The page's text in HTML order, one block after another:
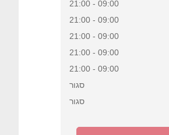
09:00 - 21:00
09:00 - 21:00
09:00 - 21:00
09:00 - 21:00
09:00 - 21:00
סגור
סגור